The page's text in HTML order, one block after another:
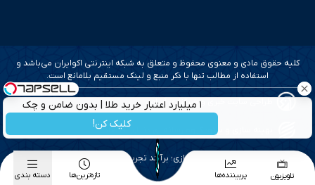
۱ میلیارد اعتبار خرید طلا | بدون ضامن و چک
کلیک کن!
کلیه حقوق مادی و معنوی محفوظ و متعلق به شبکه اینترنتی اکوایران می‌باشد و
استفاده از مطالب تنها با ذکر منبع و لینک مستقیم بلامانع است.
طراحی سایت خبری و خبرگزاری آسام
بهینه سازی و سئو؛ گروه رسانه ای دنیای اقتصاد
طراحی گرافیک و پیاده سازی؛ برآیند تجربه
تلویزیون پربیننده‌ها تازه‌ترین‌ها دسته بندی